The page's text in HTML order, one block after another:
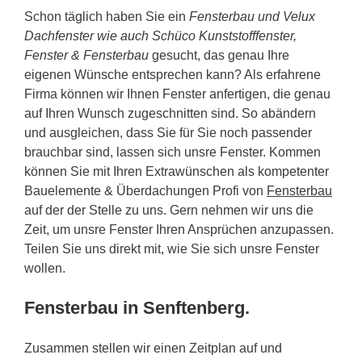
Schon täglich haben Sie ein Fensterbau und Velux
Dachfenster wie auch Schüco Kunststofffenster,
Fenster & Fensterbau gesucht, das genau Ihre
eigenen Wünsche entsprechen kann? Als erfahrene
Firma können wir Ihnen Fenster anfertigen, die genau
auf Ihren Wunsch zugeschnitten sind. So abändern
und ausgleichen, dass Sie für Sie noch passender
brauchbar sind, lassen sich unsre Fenster. Kommen
können Sie mit Ihren Extrawünschen als kompetenter
Bauelemente & Überdachungen Profi von Fensterbau
auf der der Stelle zu uns. Gern nehmen wir uns die
Zeit, um unsre Fenster Ihren Ansprüchen anzupassen.
Teilen Sie uns direkt mit, wie Sie sich unsre Fenster
wollen.
Fensterbau in Senftenberg.
Zusammen stellen wir einen Zeitplan auf und